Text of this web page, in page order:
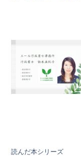
読んだ本シリーズ